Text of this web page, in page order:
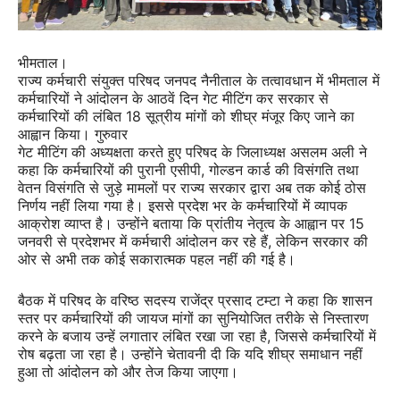
भीमताल।
राज्य कर्मचारी संयुक्त परिषद जनपद नैनीताल के तत्वावधान में भीमताल में
कर्मचारियों ने आंदोलन के आठवें दिन गेट मीटिंग कर सरकार से
कर्मचारियों की लंबित 18 सूत्रीय मांगों को शीघ्र मंजूर किए जाने का
आह्वान किया। गुरुवार
गेट मीटिंग की अध्यक्षता करते हुए परिषद के जिलाध्यक्ष असलम अली ने
कहा कि कर्मचारियों की पुरानी एसीपी, गोल्डन कार्ड की विसंगति तथा
वेतन विसंगति से जुड़े मामलों पर राज्य सरकार द्वारा अब तक कोई ठोस
निर्णय नहीं लिया गया है। इससे प्रदेश भर के कर्मचारियों में व्यापक
आक्रोश व्याप्त है। उन्होंने बताया कि प्रांतीय नेतृत्व के आह्वान पर 15
जनवरी से प्रदेशभर में कर्मचारी आंदोलन कर रहे हैं, लेकिन सरकार की
ओर से अभी तक कोई सकारात्मक पहल नहीं की गई है।
बैठक में परिषद के वरिष्ठ सदस्य राजेंद्र प्रसाद टम्टा ने कहा कि शासन
स्तर पर कर्मचारियों की जायज मांगों का सुनियोजित तरीके से निस्तारण
करने के बजाय उन्हें लगातार लंबित रखा जा रहा है, जिससे कर्मचारियों में
रोष बढ़ता जा रहा है। उन्होंने चेतावनी दी कि यदि शीघ्र समाधान नहीं
हुआ तो आंदोलन को और तेज किया जाएगा।